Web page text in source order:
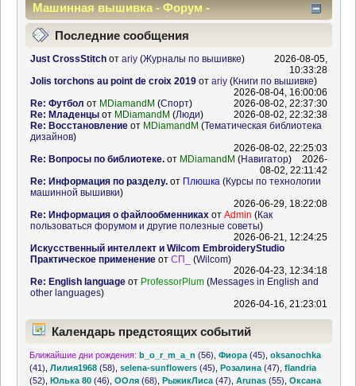
Машинная вышивка - Форум -
Информационный центр
Последние сообщения
Just CrossStitchот ariy(Журналы по вышивке)
2026-08-05,
10:33:28
Jolis torchons au point de croix 2019от ariy(Книги по вышивке)
2026-08-04, 16:00:06
Re: Футбол от MDiamandM (Спорт)
2026-08-02, 22:37:30
Re: Младенцыот MDiamandM (Люди)
2026-08-02, 22:32:38
Re: Восстановлениеот MDiamandM (Тематическая библиотека
дизайнов)
2026-08-02, 22:25:03
Re: Вопросы по библиотеке.от MDiamandM (Навигатор)
2026-
08-02, 22:11:42
Re: Информация по разделу.от Плюшка (Курсы по технологии
машинной вышивки)
2026-06-29, 18:22:08
Re: Информация о файлообменникахот Admin (Как
пользоваться форумом и другие полезные советы)
2026-06-21, 12:24:25
Искусственный интеллект и Wilcom EmbroideryStudio
Практическое применениеот СП_ (Wilcom)
2026-04-23, 12:34:18
Re: English languageот ProfessorPlum(Messages in English and
other languages)
2026-04-16, 21:23:01
Календарь предстоящих событий
Ближайшие дни рождения: b_o_r_m_a_n (56) ,Фиора (45) ,oksanochka
(41) ,Лилия1968 (58) ,selena-sunflowers (45) ,Розалина (47) ,flandria
(52) ,Юлька 80 (46) ,ООля (68) ,РыжикЛиса (47) ,Arunas (55) ,Оксана